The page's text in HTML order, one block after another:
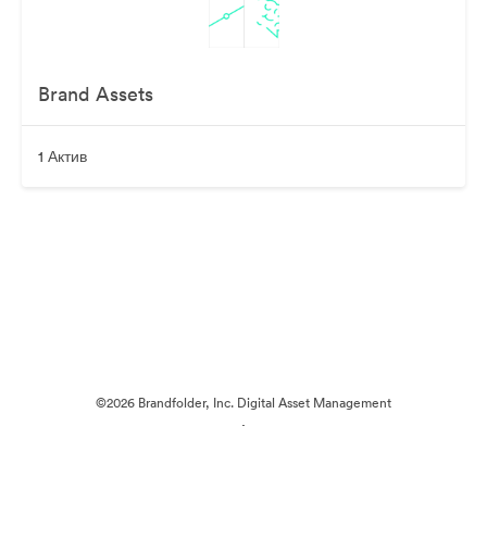
Brand Assets
1 Актив
©2026 Brandfolder, Inc. Digital Asset Management
·